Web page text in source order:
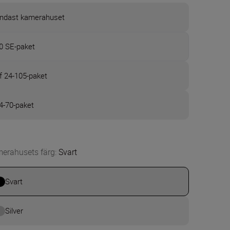
kamerahuset
SE-paket
24-105-paket
70-paket
färg:Svart
Svart
Silver